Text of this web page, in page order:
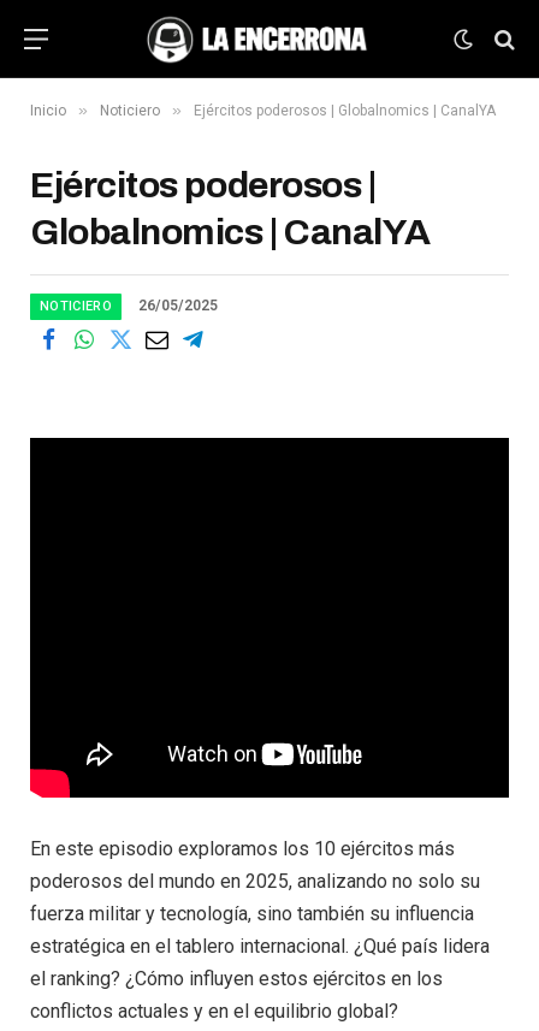
Inicio » Noticiero » Ejércitos poderosos | Globalnomics | CanalYA
Ejércitos poderosos |
Globalnomics | CanalYA
NOTICIERO 26/05/2025
En este episodio exploramos los 10 ejércitos más
poderosos del mundo en 2025, analizando no solo su
fuerza militar y tecnología, sino también su influencia
estratégica en el tablero internacional. ¿Qué país lidera
el ranking? ¿Cómo influyen estos ejércitos en los
conflictos actuales y en el equilibrio global?